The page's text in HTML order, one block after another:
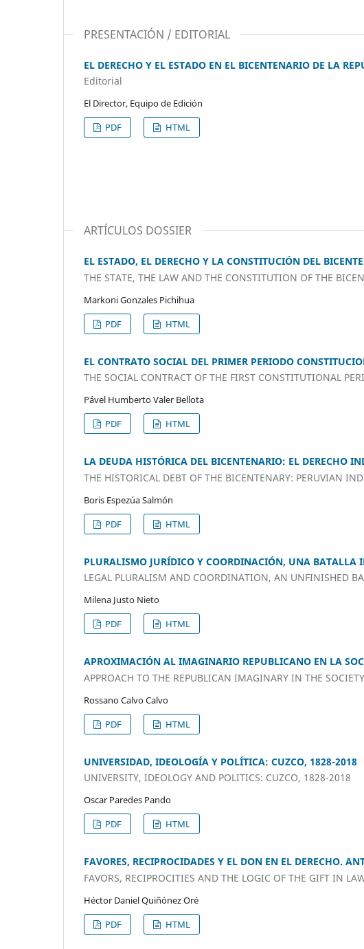
PRESENTACIÓN / EDITORIAL
EL DERECHO Y EL ESTADO EN EL BICENTENARIO DE LA
Editorial
El Director, Equipo de Edición
PDF
HTML
ARTÍCULOS DOSSIER
EL ESTADO, EL DERECHO Y LA CONSTITUCIÓN DEL
THE STATE, THE LAW AND THE CONSTITUTION OF THE
Markoni Gonzales Pichihua
PDF
HTML
EL CONTRATO SOCIAL DEL PRIMER PERIODO
THE SOCIAL CONTRACT OF THE FIRST CONSTITUTIONAL
Pável Humberto Valer Bellota
PDF
HTML
LA DEUDA HISTÓRICA DEL BICENTENARIO: EL DERECHO
THE HISTORICAL DEBT OF THE BICENTENARY: PERUVIAN
Boris Espezúa Salmón
PDF
HTML
PLURALISMO JURÍDICO Y COORDINACIÓN, UNA BATALLA
LEGAL PLURALISM AND COORDINATION, AN UNFINISHED
Milena Justo Nieto
PDF
HTML
APROXIMACIÓN AL IMAGINARIO REPUBLICANO EN LA
APPROACH TO THE REPUBLICAN IMAGINARY IN THE
Rossano Calvo Calvo
PDF
HTML
UNIVERSIDAD, IDEOLOGÍA Y POLÍTICA: CUZCO, 1828-2018
UNIVERSITY, IDEOLOGY AND POLITICS: CUZCO, 1828-2018
Oscar Paredes Pando
PDF
HTML
FAVORES, RECIPROCIDADES Y EL DON EN EL DERECHO.
FAVORS, RECIPROCITIES AND THE LOGIC OF THE GIFT IN
Héctor Daniel Quiñónez Oré
PDF
HTML